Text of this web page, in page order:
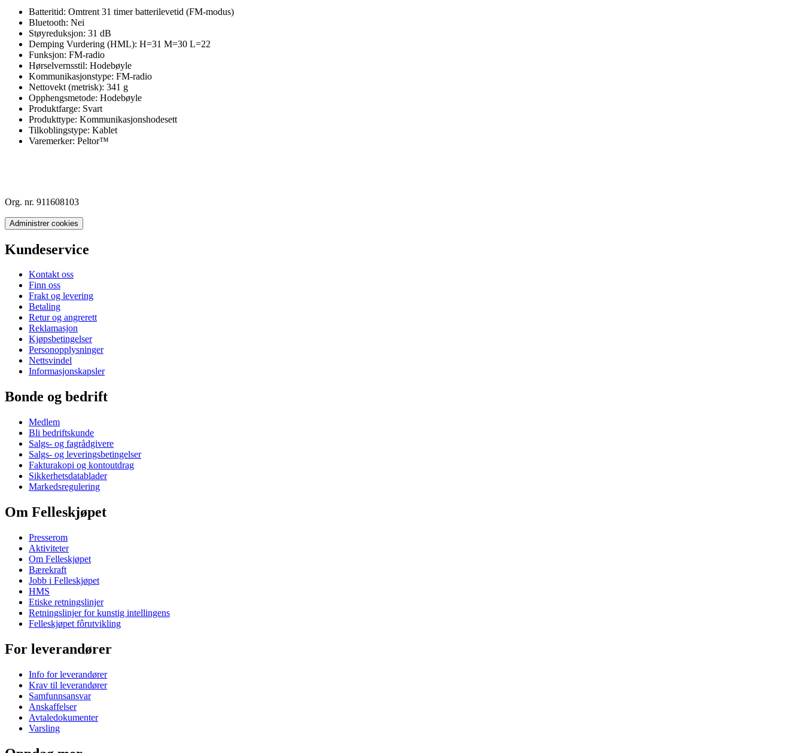
Batteritid: Omtrent 31 timer batterilevetid (FM-modus)
Bluetooth: Nei
Støyreduksjon: 31 dB
Demping Vurdering (HML): H=31 M=30 L=22
Funksjon: FM-radio
Hørselvernsstil: Hodebøyle
Kommunikasjonstype: FM-radio
Nettovekt (metrisk): 341 g
Opphengsmetode: Hodebøyle
Produktfarge: Svart
Produkttype: Kommunikasjonshodesett
Tilkoblingstype: Kablet
Varemerker: Peltor™
Org. nr. 911608103
Administrer cookies
Kundeservice
Kontakt oss
Finn oss
Frakt og levering
Betaling
Retur og angrerett
Reklamasjon
Kjøpsbetingelser
Personopplysninger
Nettsvindel
Informasjonskapsler
Bonde og bedrift
Medlem
Bli bedriftskunde
Salgs- og fagrådgivere
Salgs- og leveringsbetingelser
Fakturakopi og kontoutdrag
Sikkerhetsdatablader
Markedsregulering
Om Felleskjøpet
Presserom
Aktiviteter
Om Felleskjøpet
Bærekraft
Jobb i Felleskjøpet
HMS
Etiske retningslinjer
Retningslinjer for kunstig intellingens
Felleskjøpet fôrutvikling
For leverandører
Info for leverandører
Krav til leverandører
Samfunnsansvar
Anskaffelser
Avtaledokumenter
Varsling